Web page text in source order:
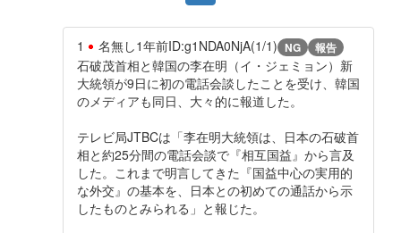
1 名無し1年前ID:g1NDA0NjA(1/1) NG 報告
石破茂首相と韓国の李在明（イ・ジェミョン）新
大統領が9日に初の電話会談したことを受け、韓国
のメディアも同日、大々的に報道した。
テレビ局JTBCは「李在明大統領は、日本の石破首
相と約25分間の電話会談で『相互国益』から言及
した。これまで明言してきた『国益中心の実用的
な外交』の基本を、日本との初めての通話から示
したものとみられる」と報じた。